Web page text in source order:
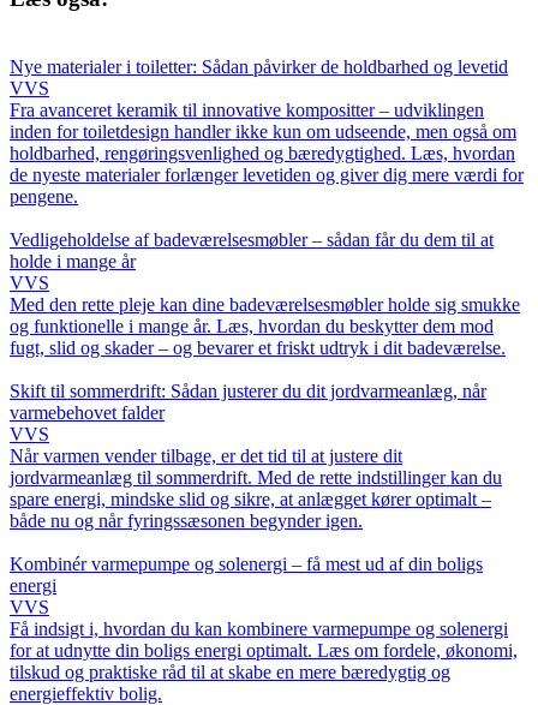
Nye materialer i toiletter: Sådan påvirker de holdbarhed og levetid
VVS
Fra avanceret keramik til innovative kompositter – udviklingen
inden for toiletdesign handler ikke kun om udseende, men også om
holdbarhed, rengøringsvenlighed og bæredygtighed. Læs, hvordan
de nyeste materialer forlænger levetiden og giver dig mere værdi for
pengene.
Vedligeholdelse af badeværelsesmøbler – sådan får du dem til at
holde i mange år
VVS
Med den rette pleje kan dine badeværelsesmøbler holde sig smukke
og funktionelle i mange år. Læs, hvordan du beskytter dem mod
fugt, slid og skader – og bevarer et friskt udtryk i dit badeværelse.
Skift til sommerdrift: Sådan justerer du dit jordvarmeanlæg, når
varmebehovet falder
VVS
Når varmen vender tilbage, er det tid til at justere dit
jordvarmeanlæg til sommerdrift. Med de rette indstillinger kan du
spare energi, mindske slid og sikre, at anlægget kører optimalt –
både nu og når fyringssæsonen begynder igen.
Kombinér varmepumpe og solenergi – få mest ud af din boligs
energi
VVS
Få indsigt i, hvordan du kan kombinere varmepumpe og solenergi
for at udnytte din boligs energi optimalt. Læs om fordele, økonomi,
tilskud og praktiske råd til at skabe en mere bæredygtig og
energieffektiv bolig.